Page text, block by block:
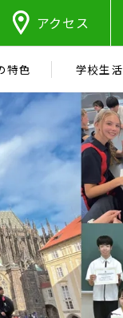
アクセス
特色 学校生活